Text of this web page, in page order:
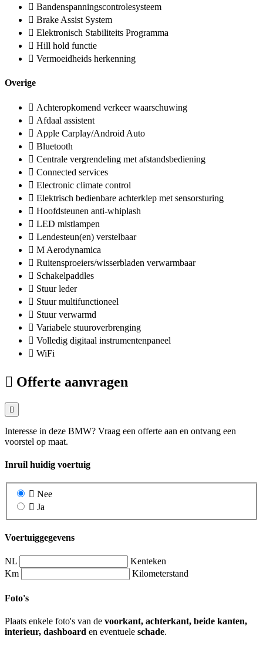
Bandenspanningscontrolesysteem
Brake Assist System
Elektronisch Stabiliteits Programma
Hill hold functie
Vermoeidheids herkenning
Overige
Achteropkomend verkeer waarschuwing
Afdaal assistent
Apple Carplay/Android Auto
Bluetooth
Centrale vergrendeling met afstandsbediening
Connected services
Electronic climate control
Elektrisch bedienbare achterklep met sensorsturing
Hoofdsteunen anti-whiplash
LED mistlampen
Lendesteun(en) verstelbaar
M Aerodynamica
Ruitensproeiers/wisserbladen verwarmbaar
Schakelpaddles
Stuur leder
Stuur multifunctioneel
Stuur verwarmd
Variabele stuuroverbrenging
Volledig digitaal instrumentenpaneel
WiFi
Offerte aanvragen
Interesse in deze BMW? Vraag een offerte aan en ontvang een
voorstel op maat.
Inruil huidig voertuig
Nee
Ja
Voertuiggegevens
NL
Kenteken
Km
Kilometerstand
Foto's
Plaats enkele foto's van de voorkant, achterkant, beide kanten,
interieur, dashboard en eventuele schade.